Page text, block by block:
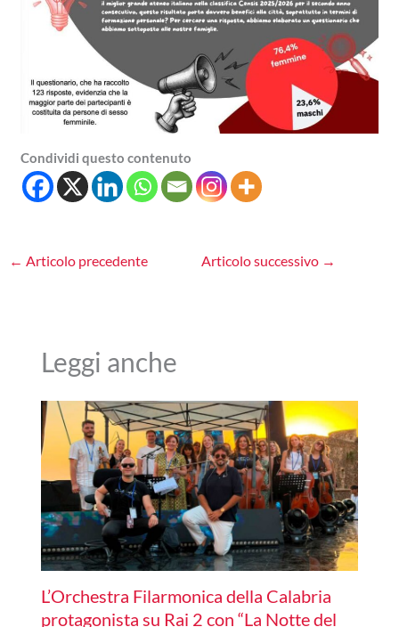
Condividi questo contenuto
← Articolo precedente Articolo successivo →
Leggi anche
L’Orchestra Filarmonica della Calabria
protagonista su Rai 2 con “La Notte del